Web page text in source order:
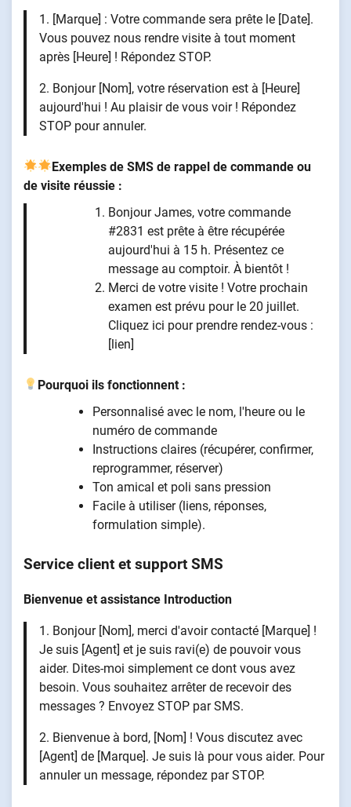
1. [Marque] : Votre commande sera prête le [Date].
Vous pouvez nous rendre visite à tout moment
après [Heure] ! Répondez STOP.
2. Bonjour [Nom], votre réservation est à [Heure]
aujourd'hui ! Au plaisir de vous voir ! Répondez
STOP pour annuler.
Exemples de SMS de rappel de commande ou
de visite réussie :
Bonjour James, votre commande
#2831 est prête à être récupérée
aujourd'hui à 15 h. Présentez ce
message au comptoir. À bientôt !
Merci de votre visite ! Votre prochain
examen est prévu pour le 20 juillet.
Cliquez ici pour prendre rendez-vous :
[lien]
Pourquoi ils fonctionnent :
Personnalisé avec le nom, l'heure ou le
numéro de commande
Instructions claires (récupérer, confirmer,
reprogrammer, réserver)
Ton amical et poli sans pression
Facile à utiliser (liens, réponses,
formulation simple).
Service client et support SMS
Bienvenue et assistance Introduction
1. Bonjour [Nom], merci d'avoir contacté [Marque] !
Je suis [Agent] et je suis ravi(e) de pouvoir vous
aider. Dites-moi simplement ce dont vous avez
besoin. Vous souhaitez arrêter de recevoir des
messages ? Envoyez STOP par SMS.
2. Bienvenue à bord, [Nom] ! Vous discutez avec
[Agent] de [Marque]. Je suis là pour vous aider. Pour
annuler un message, répondez par STOP.